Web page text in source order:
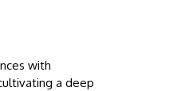
with
a deep